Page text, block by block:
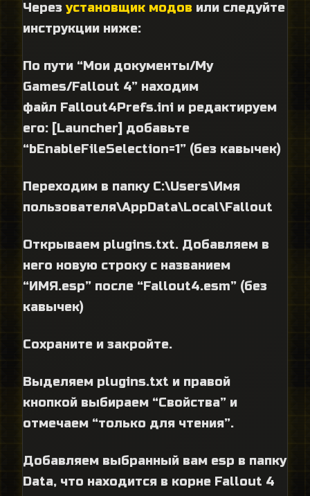
Через установщик модов или следуйте
инструкции ниже:
По пути “Мои документы/My
Games/Fallout 4” находим
файл Fallout4Prefs.ini и редактируем
его: [Launcher] добавьте
“bEnableFileSelection=1” (без кавычек)
Переходим в папку C:\Users\Имя
пользователя\AppData\Local\Fallout
Открываем plugins.txt. Добавляем в
него новую строку с названием
“ИМЯ.esp” после “Fallout4.esm” (без
кавычек)
Сохраните и закройте.
Выделяем plugins.txt и правой
кнопкой выбираем “Свойства” и
отмечаем “только для чтения”.
Добавляем выбранный вам esp в папку
Data, что находится в корне Fallout 4